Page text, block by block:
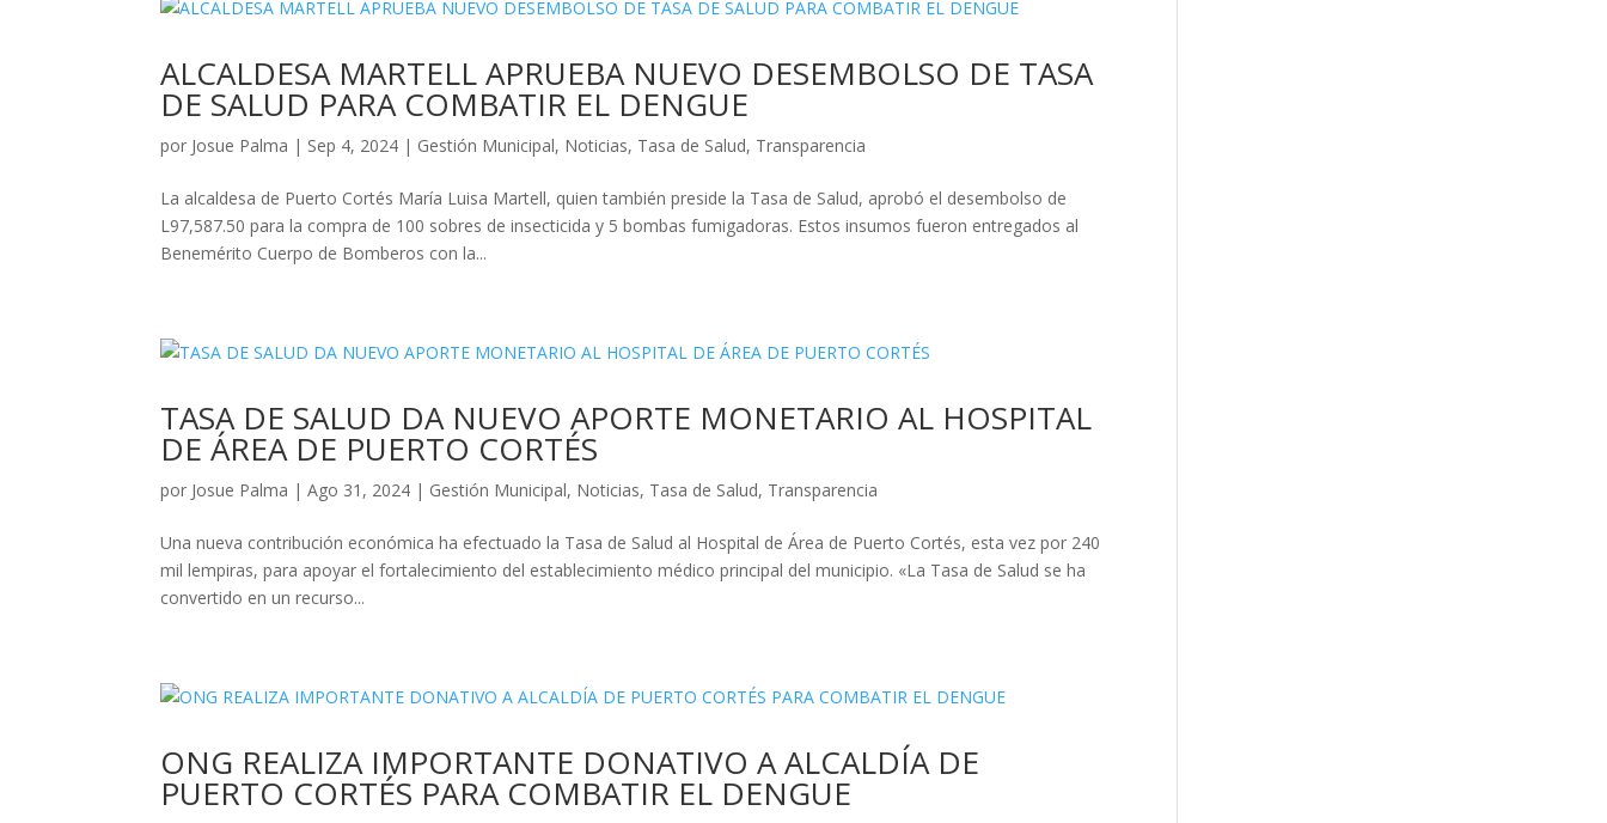
ALCALDESA MARTELL APRUEBA NUEVO DESEMBOLSO DE TASA
DE SALUD PARA COMBATIR EL DENGUE
por Josue Palma | Sep 4, 2024 | Gestión Municipal, Noticias, Tasa de Salud, Transparencia
La alcaldesa de Puerto Cortés María Luisa Martell, quien también preside la Tasa de Salud, aprobó el desembolso de
L97,587.50 para la compra de 100 sobres de insecticida y 5 bombas fumigadoras. Estos insumos fueron entregados al
Benemérito Cuerpo de Bomberos con la...
TASA DE SALUD DA NUEVO APORTE MONETARIO AL HOSPITAL
DE ÁREA DE PUERTO CORTÉS
por Josue Palma |Ago 31, 2024 | Gestión Municipal, Noticias, Tasa de Salud, Transparencia
Una nueva contribución económica ha efectuado la Tasa de Salud al Hospital de Área de Puerto Cortés, esta vez por 240
mil lempiras, para apoyar el fortalecimiento del establecimiento médico principal del municipio. «La Tasa de Salud se ha
convertido en un recurso...
ONG REALIZA IMPORTANTE DONATIVO A ALCALDÍA DE
PUERTO CORTÉS PARA COMBATIR EL DENGUE